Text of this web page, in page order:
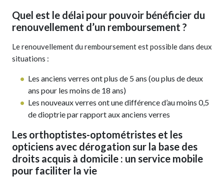
Quel est le délai pour pouvoir bénéficier du
renouvellement d’un remboursement ?
Le renouvellement du remboursement est possible dans deux
situations :
Les anciens verres ont plus de 5 ans (ou plus de deux
ans pour les moins de 18 ans)
Les nouveaux verres ont une différence d’au moins 0,5
de dioptrie par rapport aux anciens verres
Les orthoptistes-optométristes et les
opticiens avec dérogation sur la base des
droits acquis à domicile : un service mobile
pour faciliter la vie